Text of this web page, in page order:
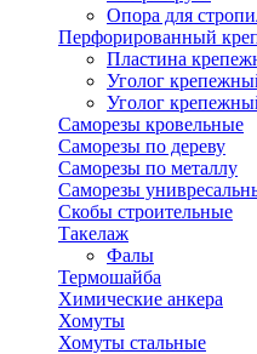
Опора для
Перфорированный
Пластина
Уголог
Уголог
Саморезы кровельные
Саморезы по дереву
Саморезы по металлу
Саморезы
Скобы строительные
Такелаж
Фалы
Термошайба
Химические анкера
Хомуты
Хомуты стальные